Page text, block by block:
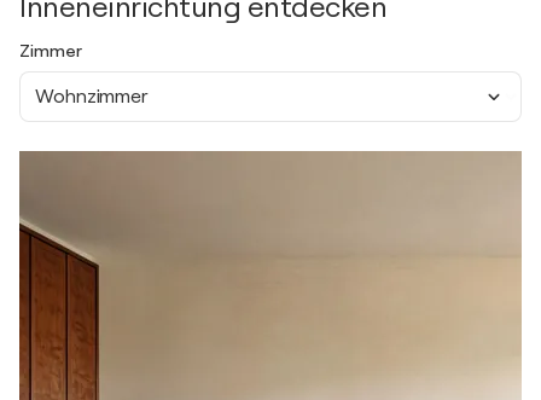
Inneneinrichtung entdecken
Zimmer
Wohnzimmer